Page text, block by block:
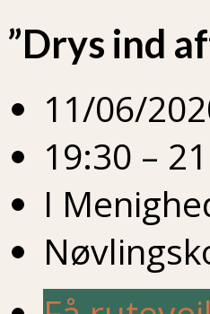
”Drys ind
11/06/
19:30 –
I